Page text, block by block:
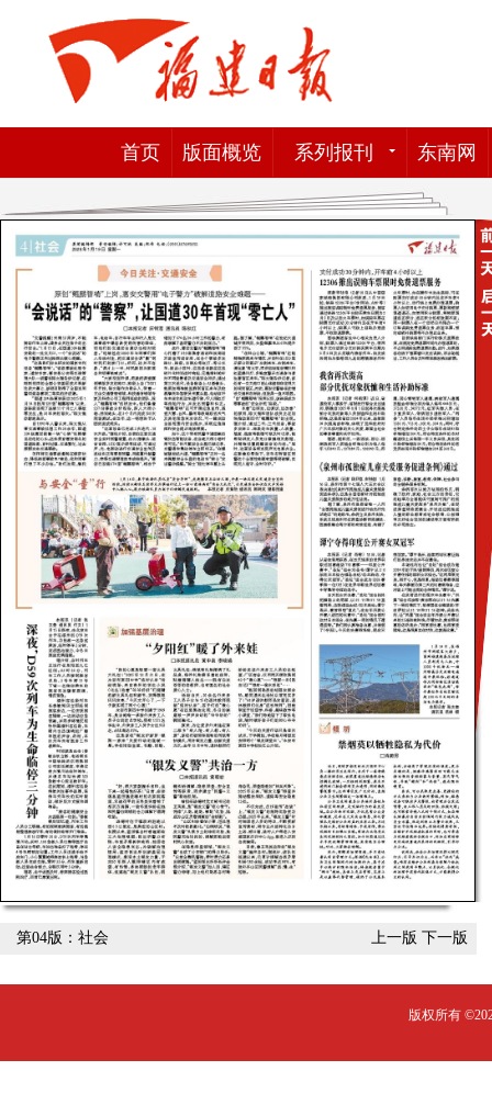
首页 版面概览 系列报刊 东南网
第04版：社会 上一版 下一版
版权所有